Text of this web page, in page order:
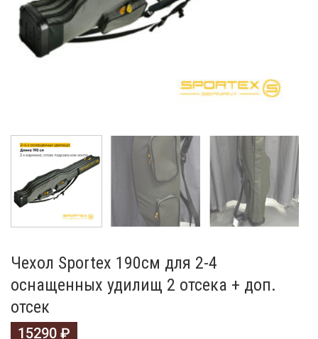
Чехол Sportex 190cм для 2-4
оснащенных удилищ 2 отсека + доп.
отсек
15290 ₽